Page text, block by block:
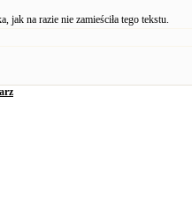
jak na razie nie zamieściła tego tekstu.